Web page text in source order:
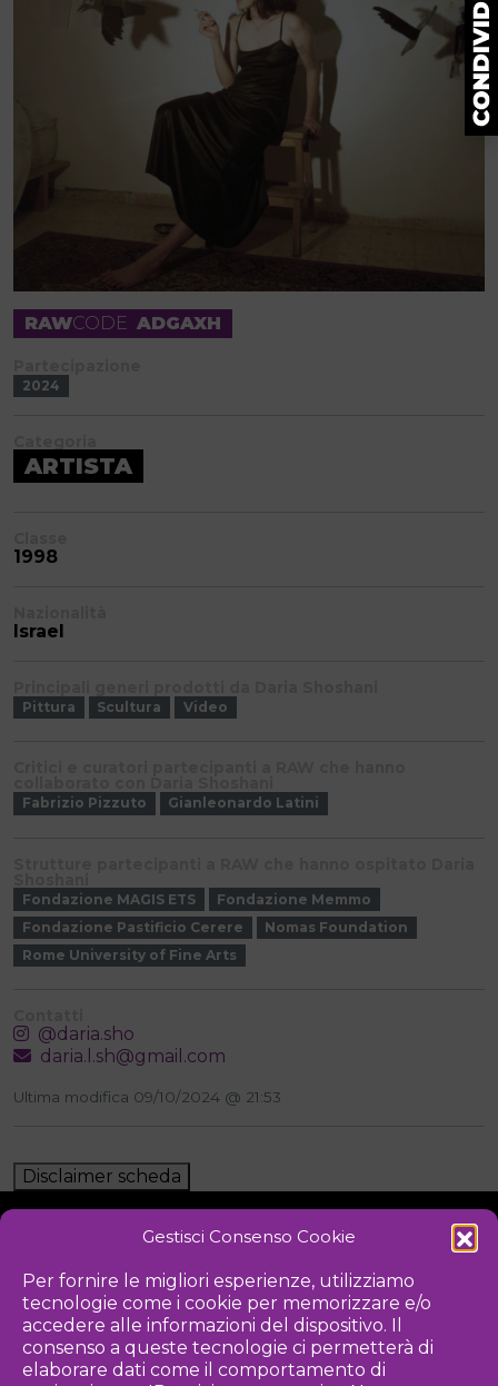
Gestisci Consenso Cookie
Per fornire le migliori esperienze, utilizziamo
tecnologie come i cookie per memorizzare e/o
accedere alle informazioni del dispositivo. Il
consenso a queste tecnologie ci permetterà di
elaborare dati come il comportamento di
RAWCODE ADGAXH
2024
ARTISTA
1998
Israel
Pittura Scultura Video
Fabrizio Pizzuto Gianleonardo Latini
Fondazione MAGIS ETS
Fondazione Memmo
Fondazione Pastificio Cerere
Nomas Foundation
Rome University of Fine Arts
@daria.sho
daria.l.sh@gmail.com
Ultima modifica 09/10/2024 @ 21:53
Disclaimer scheda
PRIVACY POLICY
Iniziativa